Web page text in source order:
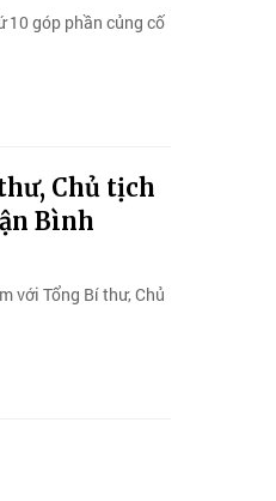
10 góp phần củng cố
Chủ tịch
Bình
với Tổng Bí thư, Chủ